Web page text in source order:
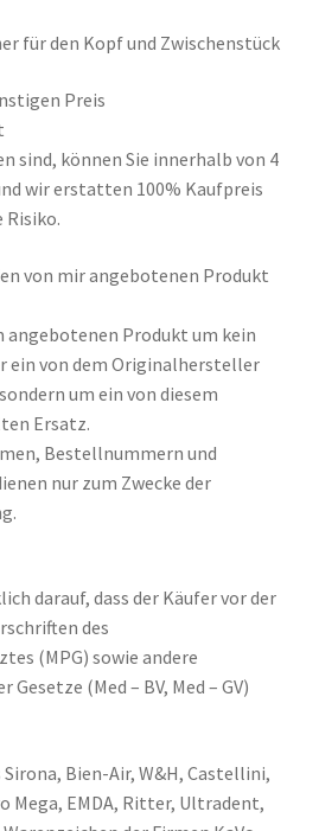
für den Kopf und Zwischenstück
Preis
sind, können Sie innerhalb von 4
wir erstatten 100% Kaufpreis
Risiko.
von mir angebotenen Produkt
angebotenen Produkt um kein
ein von dem Originalhersteller
um ein von diesem
Ersatz.
Bestellnummern und
nur zum Zwecke der
darauf, dass der Käufer vor der
des
(MPG) sowie andere
(Med – BV, Med – GV)
Sirona, Bien-Air, W&H, Castellini,
Mega, EMDA, Ritter, Ultradent,